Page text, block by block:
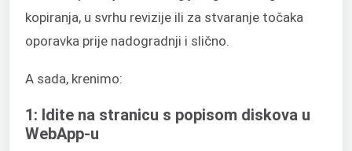
kopiranja, u svrhu revizije ili za stvaranje točaka
oporavka prije nadogradnji i slično.
A sada, krenimo:
1: Idite na stranicu s popisom diskova u
WebApp-u